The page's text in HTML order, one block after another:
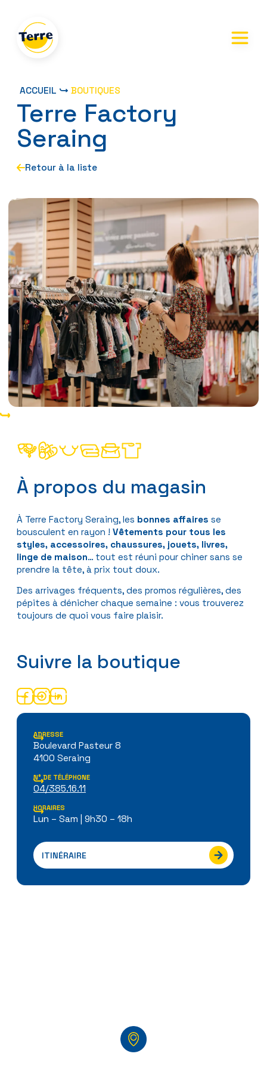
content
ACCUEIL BOUTIQUES
Terre Factory
Seraing
Retour à la liste
À propos du magasin
À Terre Factory Seraing, les bonnes affaires se
bousculent en rayon ! Vêtements pour tous les
styles, accessoires, chaussures, jouets, livres,
linge de maison… tout est réuni pour chiner sans se
prendre la tête, à prix tout doux.
Des arrivages fréquents, des promos régulières, des
pépites à dénicher chaque semaine : vous trouverez
toujours de quoi vous faire plaisir.
Suivre la boutique
ADRESSE
Boulevard Pasteur 8
4100 Seraing
N° DE TÉLÉPHONE
04/385.16.11
HORAIRES
Lun – Sam | 9h30 – 18h
ITINÉRAIRE